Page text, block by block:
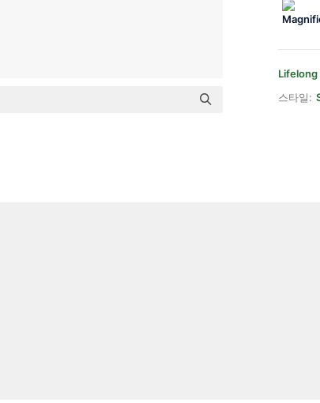
Lifelong
스타일: